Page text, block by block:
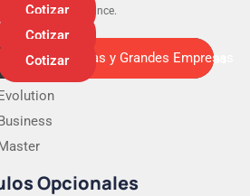
que tu negocio avance.
Medianas y Grandes Empresas
Medianas y Grandes Empresas
Cotizar
Cotizar
Cotizar
Opcionales